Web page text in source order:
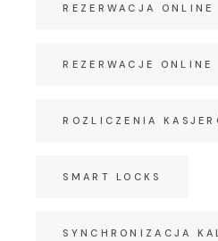
REZERWACJA ONLINE
REZERWACJE ONLINE
ROZLICZENIA
SMART LOCKS
SYNCHRONIZACJA